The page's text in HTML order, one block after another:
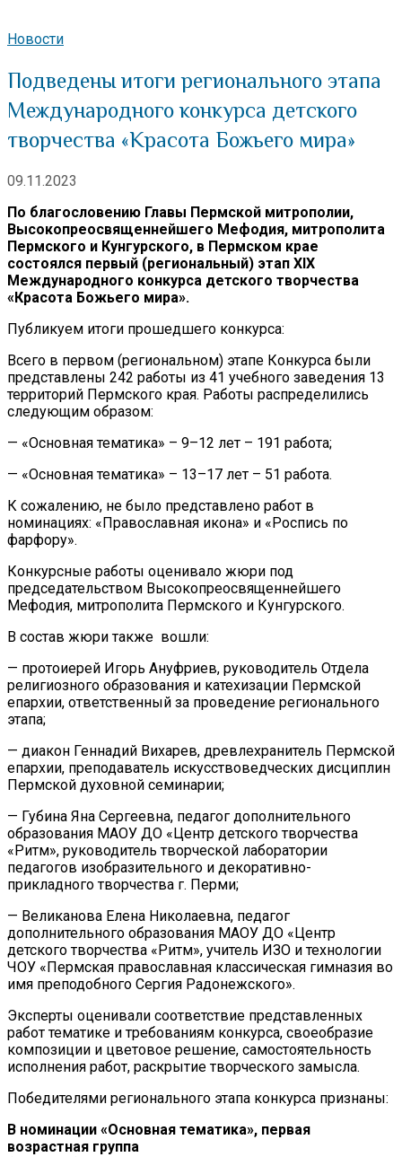
Новости
Подведены итоги регионального этапа
Международного конкурса детского
творчества «Красота Божьего мира»
09.11.2023
По благословению Главы Пермской митрополии,
Высокопреосвященнейшего Мефодия, митрополита
Пермского и Кунгурского, в Пермском крае
состоялся первый (региональный) этап XIX
Международного конкурса детского творчества
«Красота Божьего мира».
Публикуем итоги прошедшего конкурса:
Всего в первом (региональном) этапе Конкурса были
представлены 242 работы из 41 учебного заведения 13
территорий Пермского края. Работы распределились
следующим образом:
— «Основная тематика» – 9–12 лет – 191 работа;
— «Основная тематика» – 13–17 лет – 51 работа.
К сожалению, не было представлено работ в
номинациях: «Православная икона» и «Роспись по
фарфору».
Конкурсные работы оценивало жюри под
председательством Высокопреосвященнейшего
Мефодия, митрополита Пермского и Кунгурского.
В состав жюри также вошли:
— протоиерей Игорь Ануфриев, руководитель Отдела
религиозного образования и катехизации Пермской
епархии, ответственный за проведение регионального
этапа;
— диакон Геннадий Вихарев, древлехранитель Пермской
епархии, преподаватель искусствоведческих дисциплин
Пермской духовной семинарии;
— Губина Яна Сергеевна, педагог дополнительного
образования МАОУ ДО «Центр детского творчества
«Ритм», руководитель творческой лаборатории
педагогов изобразительного и декоративно-
прикладного творчества г. Перми;
— Великанова Елена Николаевна, педагог
дополнительного образования МАОУ ДО «Центр
детского творчества «Ритм», учитель ИЗО и технологии
ЧОУ «Пермская православная классическая гимназия во
имя преподобного Сергия Радонежского».
Эксперты оценивали соответствие представленных
работ тематике и требованиям конкурса, своеобразие
композиции и цветовое решение, самостоятельность
исполнения работ, раскрытие творческого замысла.
Победителями регионального этапа конкурса признаны:
В номинации «Основная тематика», первая
возрастная группа